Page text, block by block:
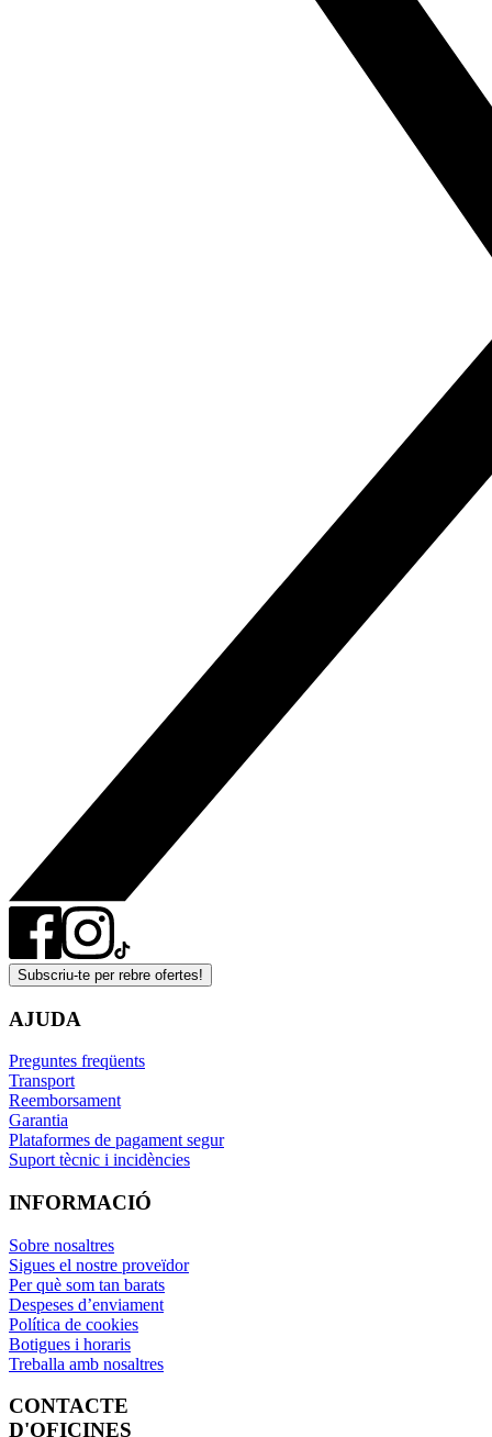
Subscriu-te per rebre ofertes!
AJUDA
Preguntes freqüents
Transport
Reemborsament
Garantia
Plataformes de pagament segur
Suport tècnic i incidències
INFORMACIÓ
Sobre nosaltres
Sigues el nostre proveïdor
Per què som tan barats
Despeses d’enviament
Política de cookies
Botigues i horaris
Treballa amb nosaltres
CONTACTE
D'OFICINES